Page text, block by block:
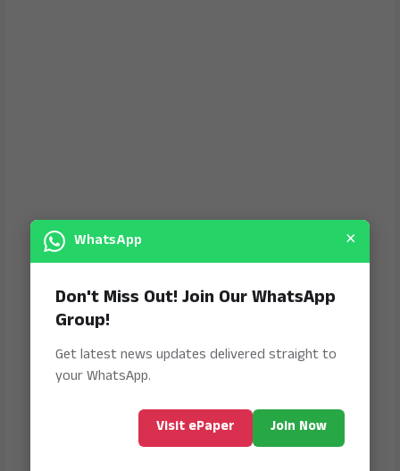
WhatsApp ×
Don't Miss Out! Join Our WhatsApp
Group!
Get latest news updates delivered straight to
your WhatsApp.
Visit ePaper Join Now